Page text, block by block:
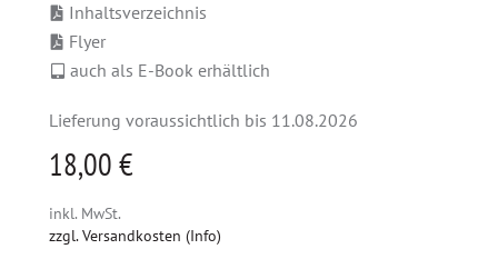
Inhaltsverzeichnis
Flyer
auch als E-Book erhältlich
Lieferung voraussichtlich bis 11.08.2026
18,00 €
inkl. MwSt.
zzgl. Versandkosten (Info)